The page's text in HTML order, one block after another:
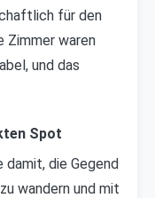
für den
Zimmer waren
und das
Spot
die Gegend
wandern und mit